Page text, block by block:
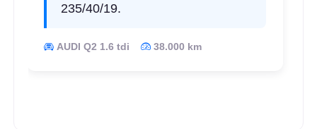
235/40/19.
AUDI Q2 1.6 tdi 38.000 km